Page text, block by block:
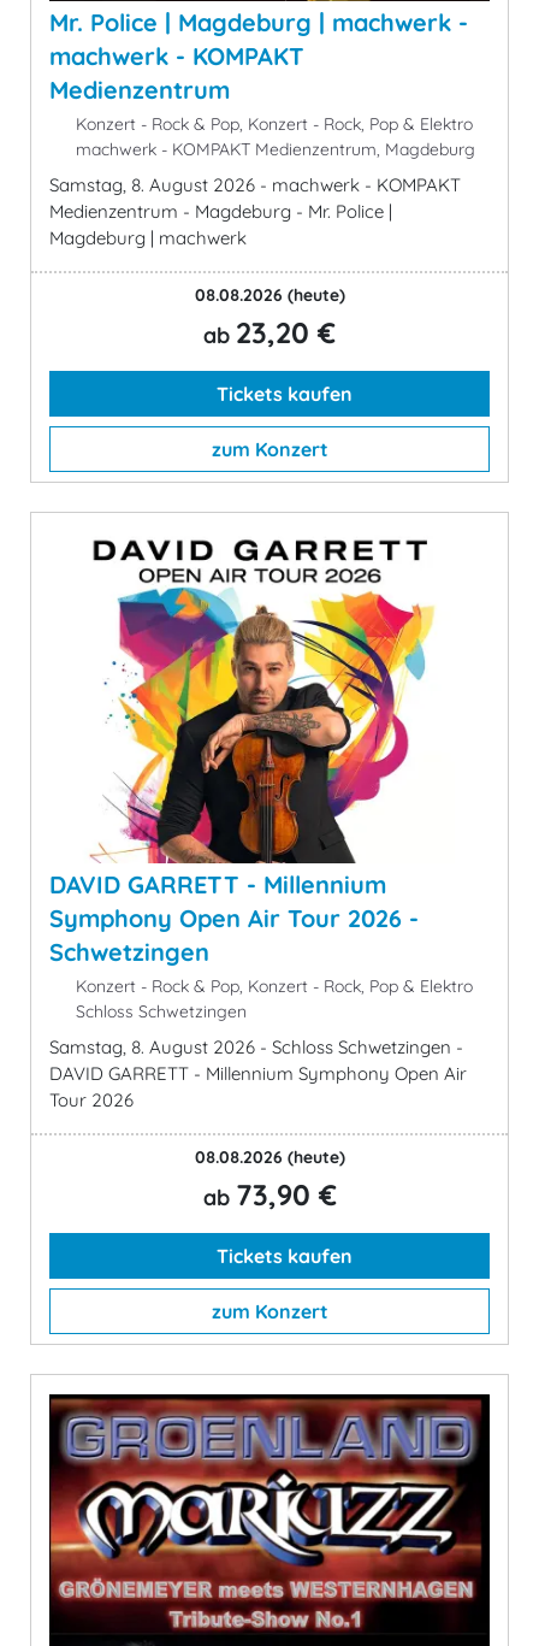
Mr. Police | Magdeburg | machwerk -
machwerk - KOMPAKT
Medienzentrum
Konzert - Rock & Pop, Konzert - Rock, Pop & Elektro
machwerk - KOMPAKT Medienzentrum, Magdeburg
Samstag, 8. August 2026 - machwerk - KOMPAKT
Medienzentrum - Magdeburg - Mr. Police |
Magdeburg | machwerk
08.08.2026 (heute)
ab 23,20 €
Tickets kaufen
zum Konzert
DAVID GARRETT - Millennium
Symphony Open Air Tour 2026 -
Schwetzingen
Konzert - Rock & Pop, Konzert - Rock, Pop & Elektro
Schloss Schwetzingen
Samstag, 8. August 2026 - Schloss Schwetzingen -
DAVID GARRETT - Millennium Symphony Open Air
Tour 2026
08.08.2026 (heute)
ab 73,90 €
Tickets kaufen
zum Konzert